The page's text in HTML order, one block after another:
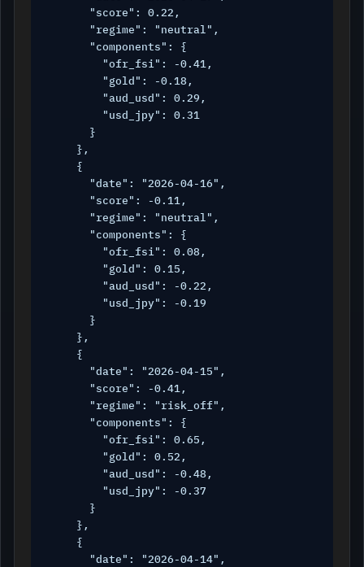
      "score": 0.22,
      "regime": "neutral",
      "components": {
        "ofr_fsi": -0.41,
        "gold": -0.18,
        "aud_usd": 0.29,
        "usd_jpy": 0.31
      }
    },
    {
      "date": "2026-04-16",
      "score": -0.11,
      "regime": "neutral",
      "components": {
        "ofr_fsi": 0.08,
        "gold": 0.15,
        "aud_usd": -0.22,
        "usd_jpy": -0.19
      }
    },
    {
      "date": "2026-04-15",
      "score": -0.41,
      "regime": "risk_off",
      "components": {
        "ofr_fsi": 0.65,
        "gold": 0.52,
        "aud_usd": -0.48,
        "usd_jpy": -0.37
      }
    },
    {
      "date": "2026-04-14",